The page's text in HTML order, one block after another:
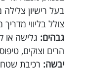
בעל רישיון
צולל בליווי
גבהים: גלישה או
הרים וצוקים,
יבשה: רכיבת שטח